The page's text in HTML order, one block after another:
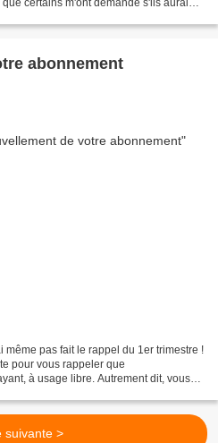
abonnement
même pas fait le rappel du 1er trimestre !
pour vous rappeler que
à usage libre. Autrement dit, vous
suivante >